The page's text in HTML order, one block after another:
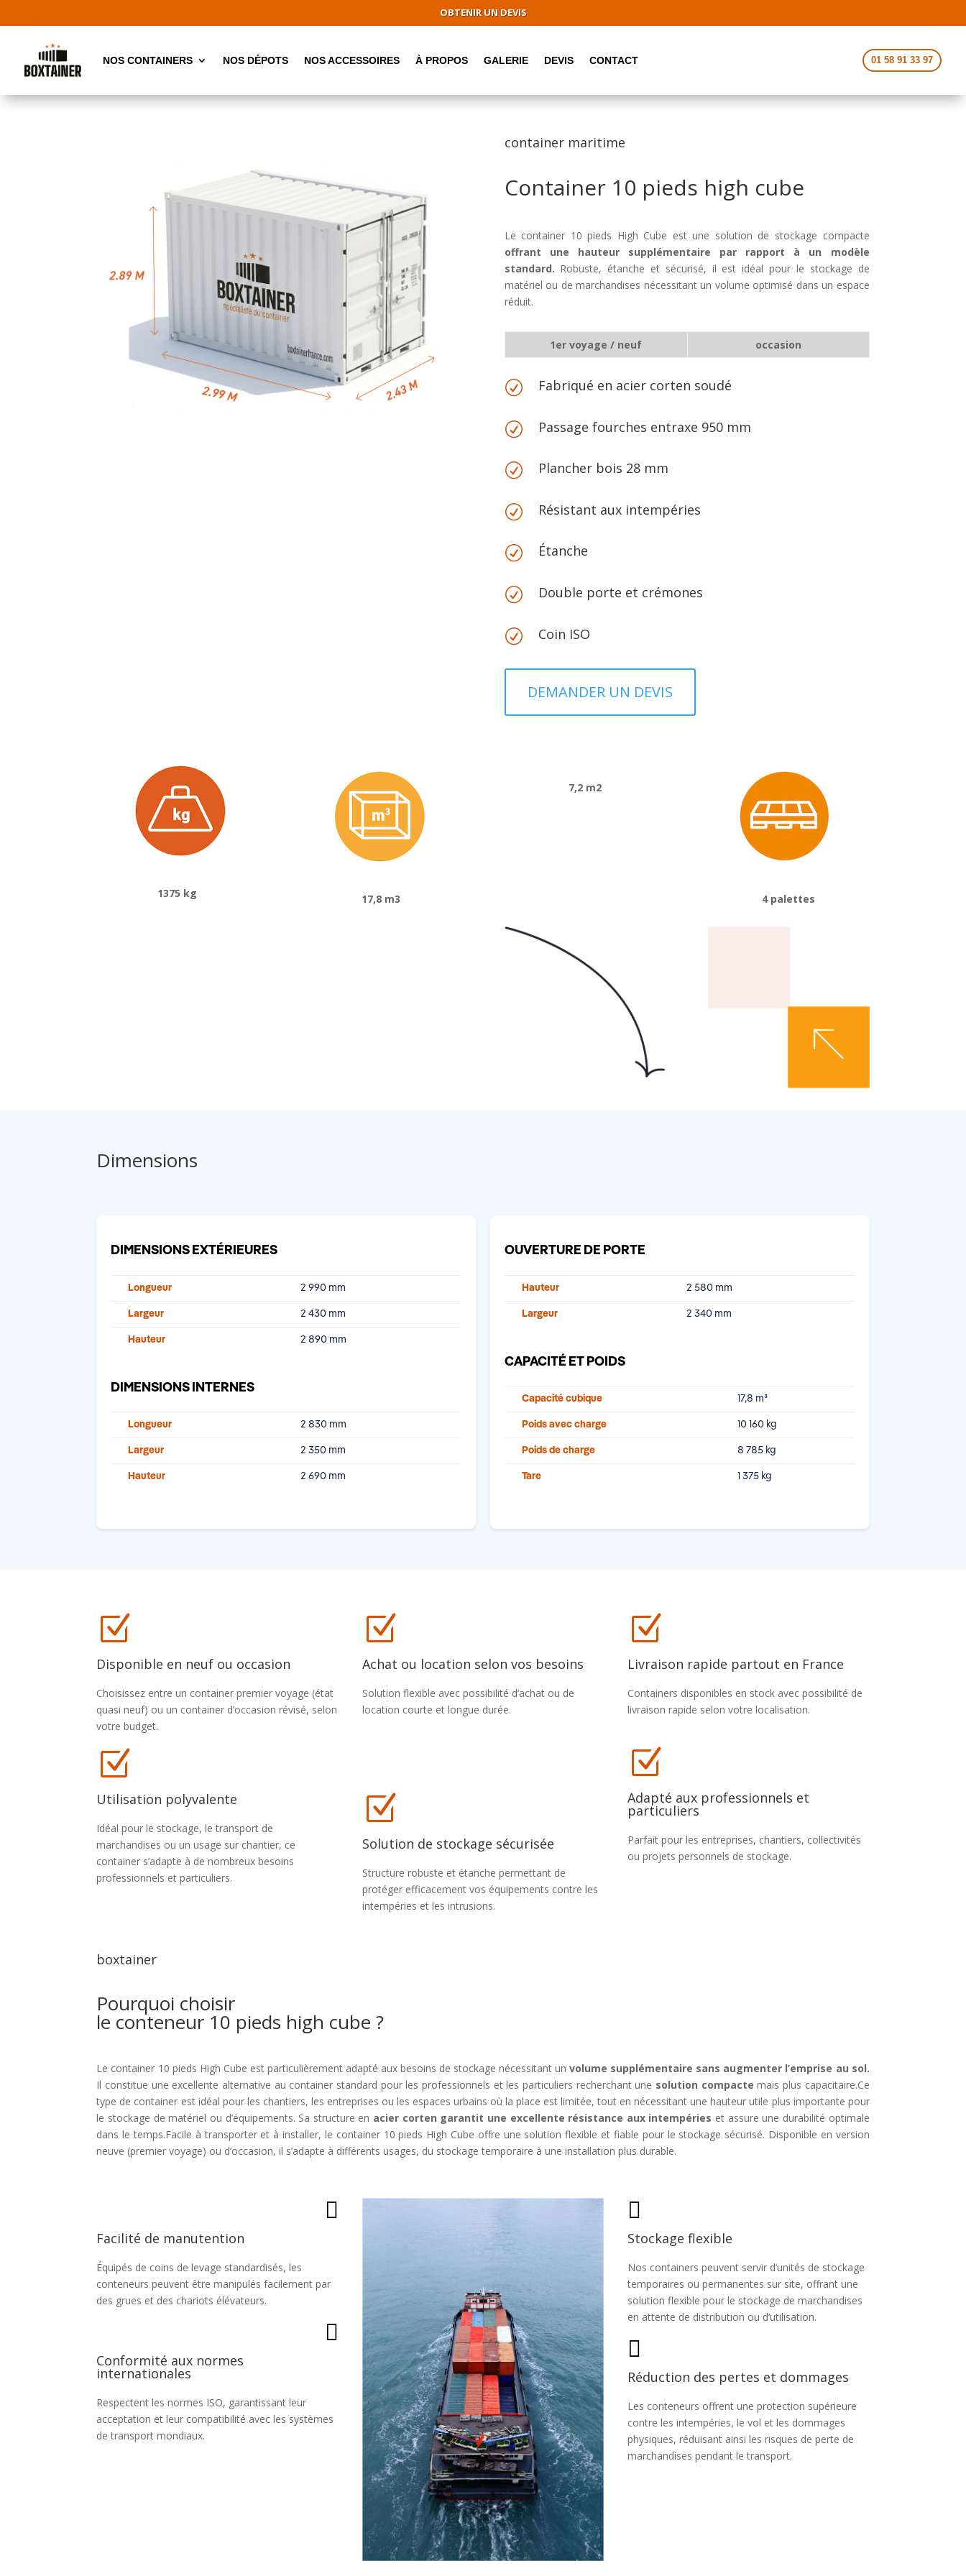
OBTENIR UN DEVIS
NOS CONTAINERS NOS DÉPOTS NOS ACCESSOIRES À PROPOS GALERIE DEVIS CONTACT 01 58 91 33 97
container maritime
Container 10 pieds high cube
Le container 10 pieds High Cube est une solution de stockage compacte
offrant une hauteur supplémentaire par rapport à un modèle
standard. Robuste, étanche et sécurisé, il est idéal pour le stockage de
matériel ou de marchandises nécessitant un volume optimisé dans un espace
réduit.
1er voyage / neuf occasion
R Fabriqué en acier corten soudé
R Passage fourches entraxe 950 mm
R Plancher bois 28 mm
R Résistant aux intempéries
R Étanche
R Double porte et crémones
R Coin ISO
DEMANDER UN DEVIS
1375 kg 17,8 m3
7,2 m2
4 palettes
Dimensions
DIMENSIONS EXTÉRIEURES
Longueur 2 990 mm
Largeur 2 430 mm
Hauteur 2 890 mm
DIMENSIONS INTERNES
Longueur 2 830 mm
Largeur 2 350 mm
Hauteur 2 690 mm
OUVERTURE DE PORTE
Hauteur 2 580 mm
Largeur 2 340 mm
CAPACITÉ ET POIDS
Capacité cubique 17,8 m³
Poids avec charge 10 160 kg
Poids de charge 8 785 kg
Tare 1 375 kg
Z
Disponible en neuf ou occasion
Choisissez entre un container premier voyage (état
quasi neuf) ou un container d’occasion révisé, selon
votre budget.
Z
Utilisation polyvalente
Idéal pour le stockage, le transport de
marchandises ou un usage sur chantier, ce
container s’adapte à de nombreux besoins
professionnels et particuliers.
Z
Achat ou location selon vos besoins
Solution flexible avec possibilité d’achat ou de
location courte et longue durée.
Z
Solution de stockage sécurisée
Structure robuste et étanche permettant de
protéger efficacement vos équipements contre les
intempéries et les intrusions.
Z
Livraison rapide partout en France
Containers disponibles en stock avec possibilité de
livraison rapide selon votre localisation.
Z
Adapté aux professionnels et
particuliers
Parfait pour les entreprises, chantiers, collectivités
ou projets personnels de stockage.
boxtainer
Pourquoi choisir
le conteneur 10 pieds high cube ?
Le container 10 pieds High Cube est particulièrement adapté aux besoins de stockage nécessitant unvolume supplémentaire sans augmenter l’emprise au sol.
Il constitue une excellente alternative au container standard pour les professionnels et les particuliers recherchant une solution compacte mais plus capacitaire.Ce
type de container est idéal pour les chantiers, les entreprises ou les espaces urbains où la place est limitée, tout en nécessitant une hauteur utile plus importante pour
le stockage de matériel ou d’équipements. Sa structure en acier corten garantit une excellente résistance aux intempéries et assure une durabilité optimale
dans le temps.Facile à transporter et à installer, le container 10 pieds High Cube offre une solution flexible et fiable pour le stockage sécurisé. Disponible en version
neuve (premier voyage) ou d’occasion, il s’adapte à différents usages, du stockage temporaire à une installation plus durable.

Facilité de manutention
Équipés de coins de levage standardisés, les
conteneurs peuvent être manipulés facilement par
des grues et des chariots élévateurs.

Conformité aux normes
internationales
Respectent les normes ISO, garantissant leur
acceptation et leur compatibilité avec les systèmes
de transport mondiaux.

Stockage flexible
Nos containers peuvent servir d’unités de stockage
temporaires ou permanentes sur site, offrant une
solution flexible pour le stockage de marchandises
en attente de distribution ou d’utilisation.

Réduction des pertes et dommages
Les conteneurs offrent une protection supérieure
contre les intempéries, le vol et les dommages
physiques, réduisant ainsi les risques de perte de
marchandises pendant le transport.